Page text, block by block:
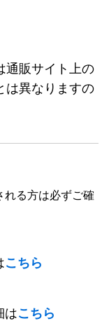
通販サイト上の
は異なりますの
れる方は必ずご確
こちら
はこちら